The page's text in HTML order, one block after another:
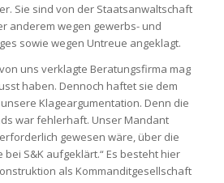
Sie sind von der Staatsanwaltschaft
anderem wegen gewerbs- und
sowie wegen Untreue angeklagt.
uns verklagte Beratungsfirma mag
haben. Dennoch haftet sie dem
Klageargumentation. Denn die
war fehlerhaft. Unser Mandant
gewesen wäre, über die
S&K aufgeklärt.“ Es besteht hier
als Kommanditgesellschaft